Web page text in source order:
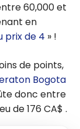
60,000 et
en
prix de 4 » !
de points,
Bogota
donc entre
de 176 CA$ .